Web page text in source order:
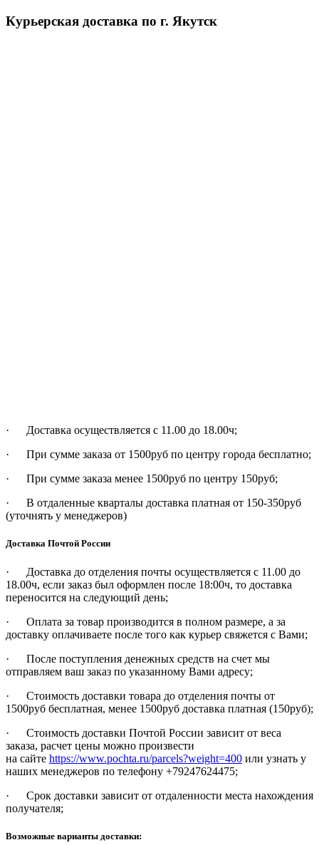
Курьерская доставка по г. Якутск
· Доставка осуществляется c 11.00 до 18.00ч;
· При сумме заказа от 1500руб по центру города бесплатно;
· При сумме заказа менее 1500руб по центру 150руб;
· В отдаленные кварталы доставка платная от 150-350руб
(уточнять у менеджеров)
Доставка Почтой России
· Доставка до отделения почты осуществляется c 11.00 до
18.00ч, если заказ был оформлен после 18:00ч, то доставка
переносится на следующий день;
· Оплата за товар производится в полном размере, а за
доставку оплачиваете после того как курьер свяжется с Вами;
· После поступления денежных средств на счет мы
отправляем ваш заказ по указанному Вами адресу;
· Стоимость доставки товара до отделения почты от
1500руб бесплатная, менее 1500руб доставка платная (150руб);
· Стоимость доставки Почтой России зависит от веса
заказа, расчет цены можно произвести
на сайте https://www.pochta.ru/parcels?weight=400 или узнать у
наших менеджеров по телефону +79247624475;
· Срок доставки зависит от отдаленности места нахождения
получателя;
Возможные варианты доставки: